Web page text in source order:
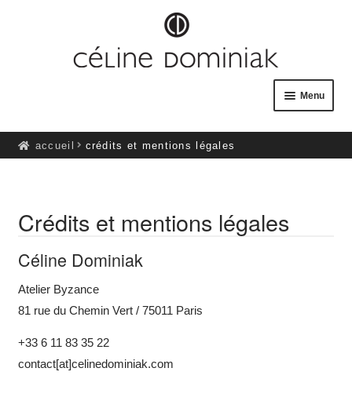
Menu
PROJETS
BOUTIQUE
ACTUALITÉS
accueil crédits et mentions légales
Crédits et mentions légales
Céline Dominiak
Atelier Byzance
81 rue du Chemin Vert / 75011 Paris
+33 6 11 83 35 22
contact[at]celinedominiak.com